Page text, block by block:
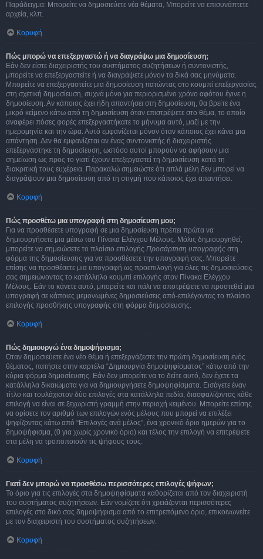
Παράδειγμα: Μπορείτε να δημοσιεύετε νέα θέματα, Μπορείτε να επισυνάπτετε
αρχεία, κλπ.
Κορυφή
Πώς μπορώ να επεξεργαστώ ή να διαγράψω μια δημοσίευση;
Εάν δεν είστε διαχειριστής του συστήματος συζητήσεων ή συντονιστής,
μπορείτε να επεξεργαστείτε ή να διαγράψετε μόνον τα δικά σας μηνύματα.
Μπορείτε να επεξεργαστείτε μια δημοσίευση πατώντας στο κουμπί επεξεργασίας
στη σχετική δημοσίευση, συχνά μόνο για περιορισμένο χρόνο αφότου έγινε η
δημοσίευση. Αν κάποιος έχει ήδη απαντήσει στη δημοσίευση, θα βρείτε ένα
μικρό κείμενο κάτω από τη δημοσίευση όταν επιστρέψετε στο θέμα, το οποίο
αναφέρει πόσες φορές επεξεργαστήκατε το μήνυμα αυτό, μαζί με την
ημερομηνία και την ώρα. Αυτό εμφανίζεται μόνον όταν κάποιος έχει κάνει μια
απάντηση. Δεν θα εμφανίζεται αν ένας συντονιστής ή διαχειριστής
επεξεργάστηκε τη δημοσίευση, ωστόσο αυτοί μπορούν να αφήσουν μια
σημείωση ως προς το γιατί έχουν επεξεργαστεί τη δημοσίευση κατά τη
διακριτική τους ευχέρεια. Παρακαλώ σημειώστε ότι απλά μέλη δεν μπορεί να
διαγράψουν μια δημοσίευση από τη στιγμή που κάποιος έχει απαντήσει.
Κορυφή
Πώς προσθέτω μια υπογραφή στη δημοσίευση μου;
Για να προσθέσετε υπογραφή σε μια δημοσίευση πρέπει πρώτα να
δημιουργήσετε μια μέσω του Πίνακα Ελέγχου Μέλους. Μόλις δημιουργηθεί,
μπορείτε να σημειώσετε το πλαίσιο επιλογής Προσάρτηση υπογραφής στη
φόρμα της δημοσίευσης για να προσθέσετε την υπογραφή σας. Μπορείτε
επίσης να προσθέσετε μια υπογραφή ως προεπιλογή για όλες τις δημοσιεύσεις
σας σημειώνοντας το κατάλληλο κουμπί επιλογής στον Πίνακα Ελέγχου
Μέλους. Εάν το κάνετε αυτό, μπορείτε και πάλι να αποτρέψετε να προστεθεί μια
υπογραφή σε κάποιες μεμονωμένες δημοσιεύσεις από-επιλέγοντας το πλαίσιο
επιλογής προσθήκης υπογραφής στη φόρμα δημοσίευσης.
Κορυφή
Πώς δημιουργώ ένα δημοψήφισμα;
Όταν δημοσιεύετε ένα νέο θέμα ή επεξεργάζεστε την πρώτη δημοσίευση ενός
θέματος, πατήστε στην καρτέλα “Δημιουργία δημοψηφίσματος” κάτω από την
κύρια φόρμα δημοσίευσης. Εάν δεν μπορείτε να το δείτε αυτό, δεν έχετε τα
κατάλληλα δικαιώματα για να δημιουργήσετε δημοψηφίσματα. Εισάγετε έναν
τίτλο και τουλάχιστον δύο επιλογές στα κατάλληλα πεδία, διασφαλίζοντας κάθε
επιλογή να είναι σε ξεχωριστή γραμμή στην περιοχή κειμένου. Μπορείτε επίσης
να ορίσετε τον αριθμό των επιλογών ενός μέλους που μπορεί να επιλέξει
ψηφίζοντας κάτω από “Επιλογές ανά μέλος”, ένα χρονικό όριο ημερών για το
δημοψήφισμα, (0 για χωρίς χρονικό όριο) και τέλος την επιλογή να επιτρέψετε
στα μέλη να τροποποιούν τις ψήφους τους.
Κορυφή
Γιατί δεν μπορώ να προσθέσω περισσότερες επιλογές ψήφων;
Το όριο για τις επιλογές στα δημοψηφίσματα καθορίζεται από τον διαχειριστή
του συστήματος συζητήσεων. Εάν νομίζετε ότι χρειάζονται περισσότερες
επιλογές στο δικό σας δημοψήφισμα από το επιτρεπόμενο όριο, επικοινωνείτε
με τον διαχειριστή του συστήματος συζητήσεων.
Κορυφή